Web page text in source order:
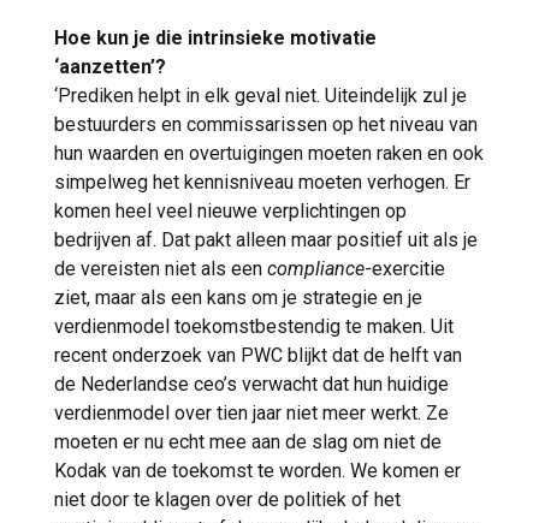
Hoe kun je die intrinsieke motivatie
‘aanzetten’?
‘Prediken helpt in elk geval niet. Uiteindelijk zul je
bestuurders en commissarissen op het niveau van
hun waarden en overtuigingen moeten raken en ook
simpelweg het kennisniveau moeten verhogen. Er
komen heel veel nieuwe verplichtingen op
bedrijven af. Dat pakt alleen maar positief uit als je
de vereisten niet als een compliance-exercitie
ziet, maar als een kans om je strategie en je
verdienmodel toekomstbestendig te maken. Uit
recent onderzoek van PWC blijkt dat de helft van
de Nederlandse ceo’s verwacht dat hun huidige
verdienmodel over tien jaar niet meer werkt. Ze
moeten er nu echt mee aan de slag om niet de
Kodak van de toekomst te worden. We komen er
niet door te klagen over de politiek of het